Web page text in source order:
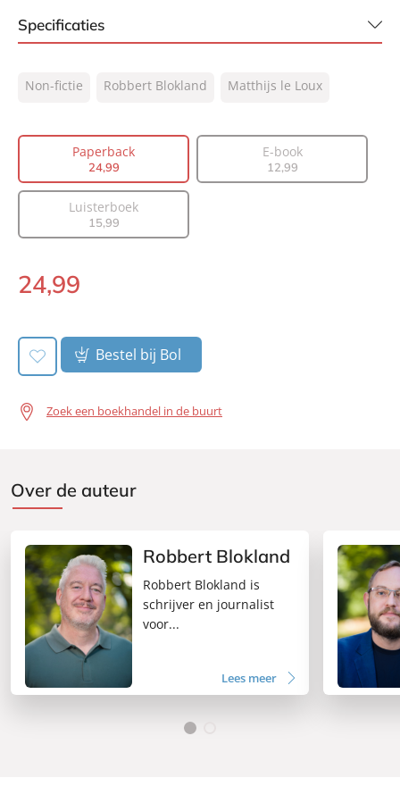
Specificaties
NUR:
320
Auteur(s):
Robbert Blokland, Matthijs le Loux
Aantal pagina's:
336
Non-fictie Robbert Blokland Matthijs le Loux
Paperback
24,99
E-book
12,99
Luisterboek
15,99
Paperback:
24,99
Bestel bij Bol
Zoek een boekhandel in de buurt
Over de auteur
Robbert Blokland
Robbert Blokland is
schrijver en journalist
voor...
Lees meer